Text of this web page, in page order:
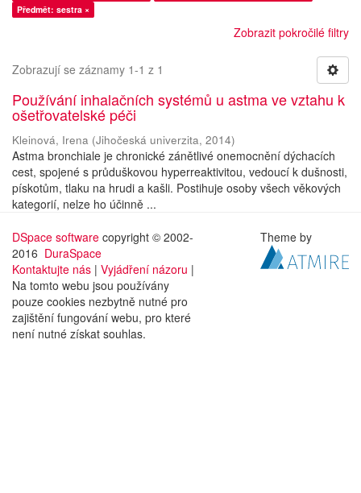
Předmět: sestra ×
Zobrazit pokročilé filtry
Zobrazují se záznamy 1-1 z 1
Používání inhalačních systémů u astma ve vztahu k
ošetřovatelské péči
Kleinová, Irena (Jihočeská univerzita, 2014)
Astma bronchiale je chronické zánětlivé onemocnění dýchacích
cest, spojené s průduškovou hyperreaktivitou, vedoucí k dušnosti,
pískotům, tlaku na hrudi a kašli. Postihuje osoby všech věkových
kategorií, nelze ho účinně ...
DSpace software copyright © 2002-
2016 DuraSpace
Kontaktujte nás | Vyjádření názoru |
Na tomto webu jsou používány
pouze cookies nezbytně nutné pro
zajištění fungování webu, pro které
není nutné získat souhlas.
Theme by